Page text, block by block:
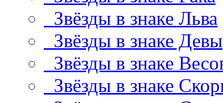
Звёзды в знаке Льва
Звёзды в знаке Девы
Звёзды в знаке
Звёзды в знаке